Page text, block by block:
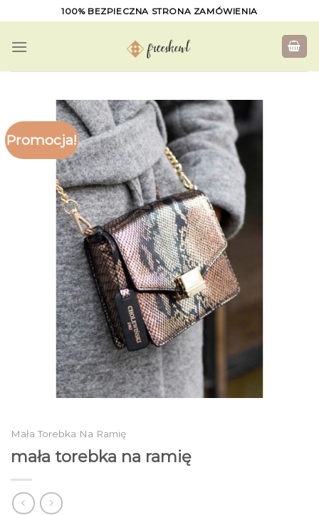
to
content
100% BEZPIECZNA STRONA ZAMÓWIENIA
Promocja!
Mała Torebka Na Ramię
mała torebka na ramię